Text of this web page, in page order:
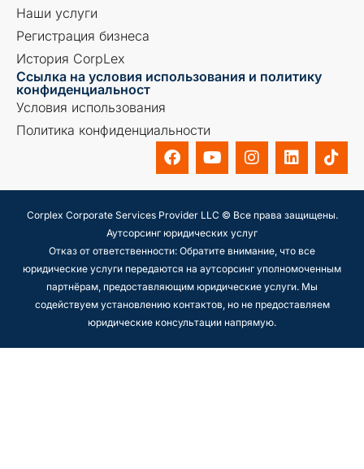
Наши услуги
Регистрация бизнеса
История CorpLex
Ссылка на условия использования и политику
конфиденциальност
Условия использования
Политика конфиденциальности
Corplex Corporate Services Provider LLC © Все права защищены.
Аутсорсинг юридических услуг
Отказ от ответственности: Обратите внимание, что все
юридические услуги передаются на аутсорсинг уполномоченным
партнёрам, предоставляющим юридические услуги. Мы
содействуем установлению контактов, но не предоставляем
юридические консультации напрямую.